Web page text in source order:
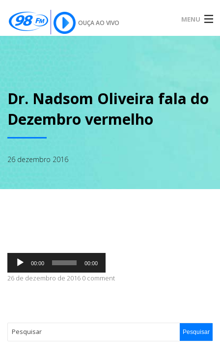
OUÇA AO VIVO MENU
SOBRE
CONTATO
Dr. Nadsom Oliveira fala do
Dezembro vermelho
26 dezembro 2016
Tocador
áudio
00:00 00:00
26 de dezembro de 2016 0 comment